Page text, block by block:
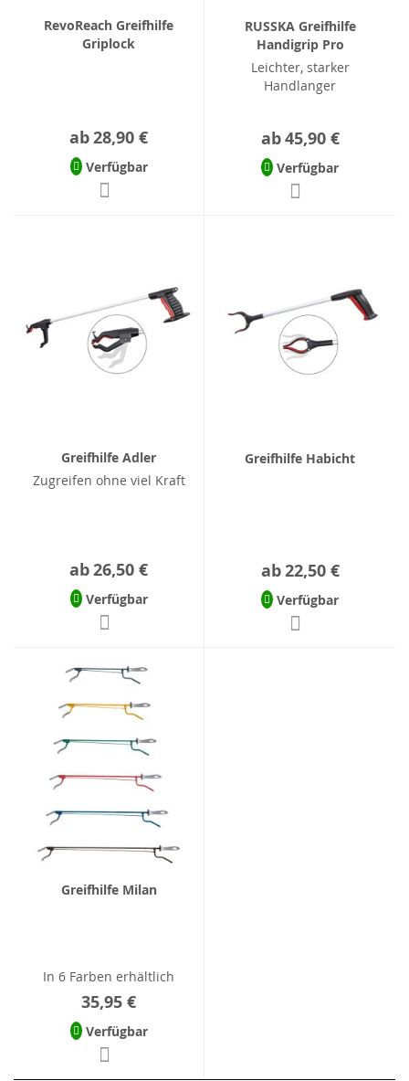
RevoReach Greifhilfe
Griplock
ab28,90 €
Verfügbar
RUSSKA Greifhilfe
Handigrip Pro
Leichter, starker
Handlanger
ab45,90 €
Verfügbar
Greifhilfe Adler
Zugreifen ohne viel Kraft
ab26,50 €
Verfügbar
Greifhilfe Habicht
ab22,50 €
Verfügbar
Greifhilfe Milan
In 6 Farben erhältlich
35,95 €
Verfügbar